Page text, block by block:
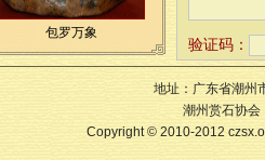
包罗万象
验证码：
地址：广东省潮州
潮州赏石协
Copyright © 2010-2012